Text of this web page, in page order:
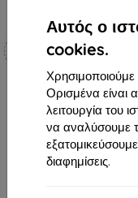
Αυτός ο
cookies.
Ορισμένα είναι
λειτουργία του
να αναλύσουμε
διαφημίσεις.
μεμβράνη
Κατασκευασμένο
παραγγελία
19,90 €
17,92 €
Διαθέσιμο 4 τεμ